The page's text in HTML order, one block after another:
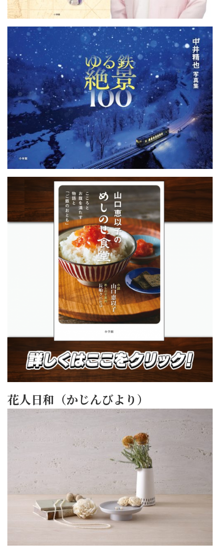
花人日和（かじんびより）